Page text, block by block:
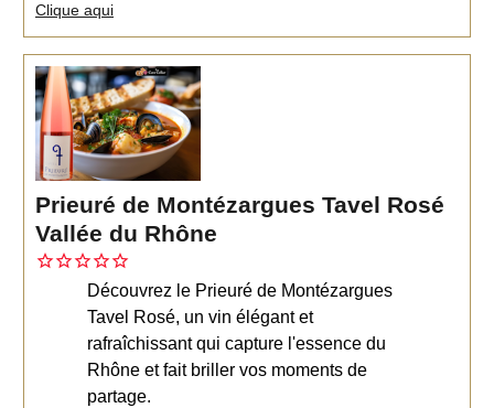
Clique aqui
Prieuré de Montézargues Tavel Rosé
Vallée du Rhône
Découvrez le Prieuré de Montézargues
Tavel Rosé, un vin élégant et
rafraîchissant qui capture l'essence du
Rhône et fait briller vos moments de
partage.